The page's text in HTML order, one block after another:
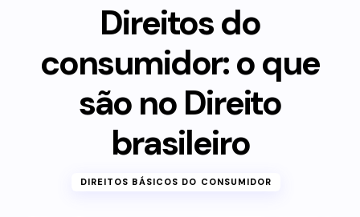
Direitos do
consumidor: o que
são no Direito
brasileiro
DIREITOS BÁSICOS DO CONSUMIDOR